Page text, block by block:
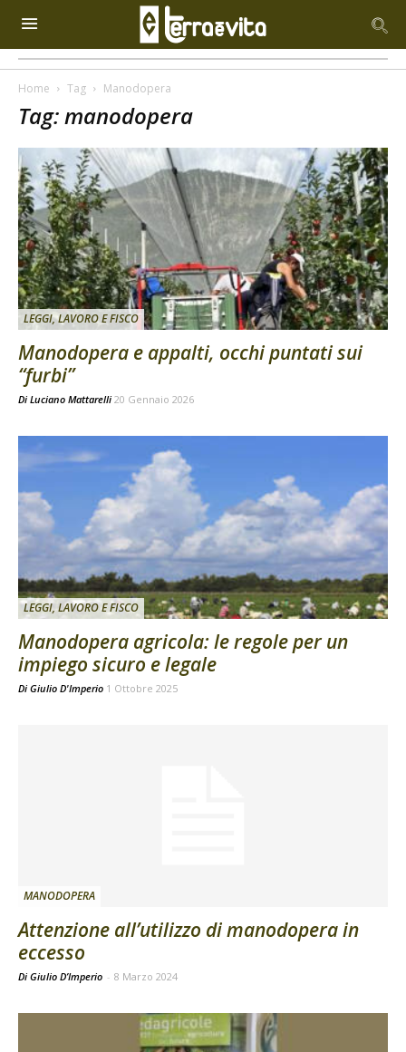
Home Tag Manodopera
Tag: manodopera
LEGGI, LAVORO E FISCO
Manodopera e appalti, occhi puntati sui
“furbi”
Di Luciano Mattarelli 20 Gennaio 2026
LEGGI, LAVORO E FISCO
Manodopera agricola: le regole per un
impiego sicuro e legale
Di Giulio D'Imperio 1 Ottobre 2025
MANODOPERA
Attenzione all’utilizzo di manodopera in
eccesso
Di Giulio D’Imperio - 8 Marzo 2024